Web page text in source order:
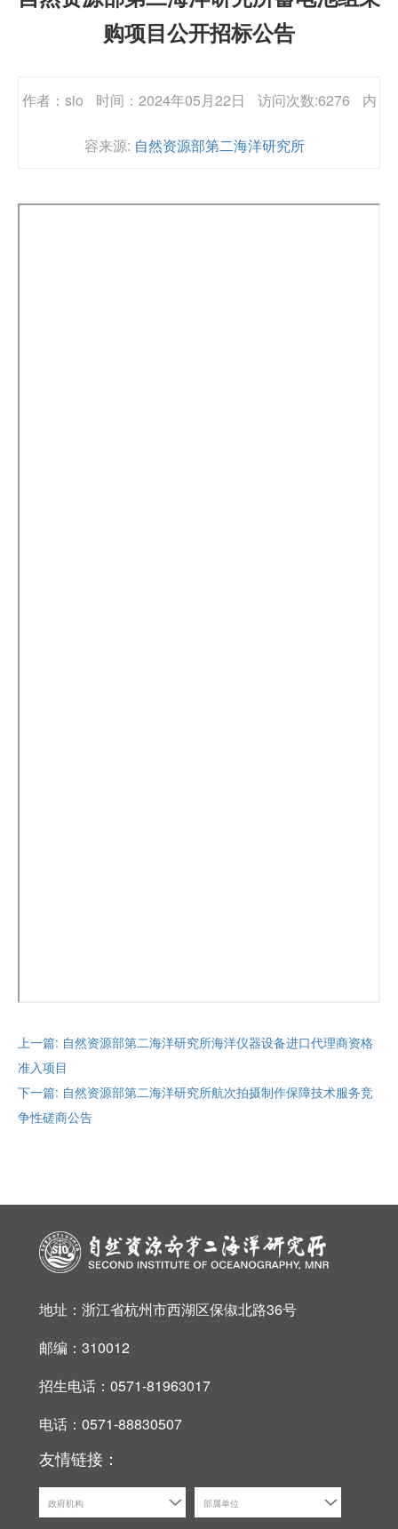
购项目公开招标公告
作者：sio 时间：2024年05月22日 访问次数:6276 内
容来源: 自然资源部第二海洋研究所
上一篇: 自然资源部第二海洋研究所海洋仪器设备进口代理商资格
准入项目
下一篇: 自然资源部第二海洋研究所航次拍摄制作保障技术服务竞
争性磋商公告
地址：浙江省杭州市西湖区保俶北路36号
邮编：310012
招生电话：0571-81963017
电话：0571-88830507
友情链接：
政府机构 部属单位